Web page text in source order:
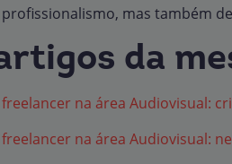
mas também
da
na área Audiovisual:
na área Audiovisual: